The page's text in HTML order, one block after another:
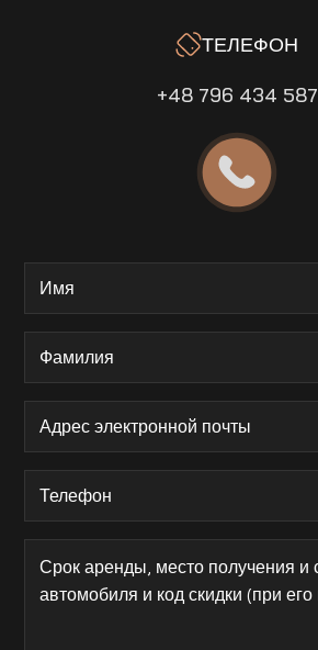
ТЕЛЕФОН
+48 796 434 587